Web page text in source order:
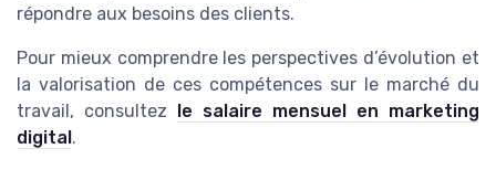
répondre aux besoins des clients.
Pour mieux comprendre les perspectives d’évolution et
la valorisation de ces compétences sur le marché du
travail, consultez le salaire mensuel en marketing
digital.